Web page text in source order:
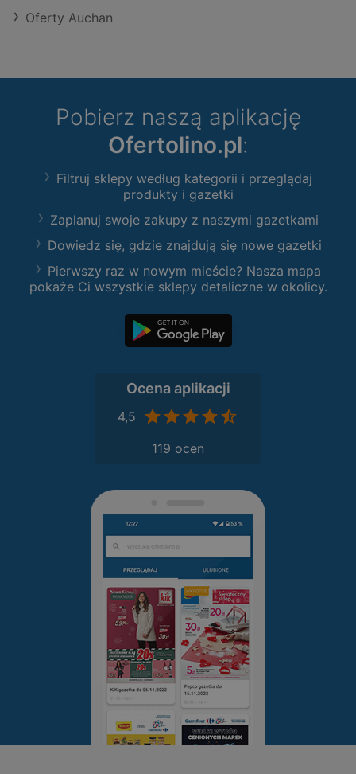
Oferty Auchan
Pobierz naszą aplikację
Ofertolino.pl:
Filtruj sklepy według kategorii i przeglądaj
produkty i gazetki
Zaplanuj swoje zakupy z naszymi gazetkami
Dowiedz się, gdzie znajdują się nowe gazetki
Pierwszy raz w nowym mieście? Nasza mapa
pokaże Ci wszystkie sklepy detaliczne w okolicy.
Ocena aplikacji
4,5
119 ocen